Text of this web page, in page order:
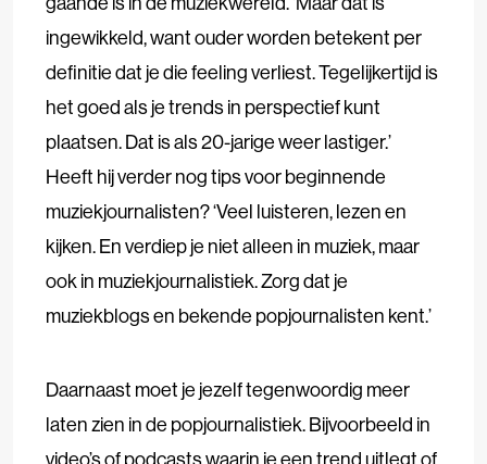
ingewikkeld, want ouder worden betekent per
definitie dat je die feeling verliest. Tegelijkertijd is
het goed als je trends in perspectief kunt
plaatsen. Dat is als 20-jarige weer lastiger.’
Heeft hij verder nog tips voor beginnende
muziekjournalisten? ‘Veel luisteren, lezen en
kijken. En verdiep je niet alleen in muziek, maar
ook in muziekjournalistiek. Zorg dat je
muziekblogs en bekende popjournalisten kent.’
Daarnaast moet je jezelf tegenwoordig meer
laten zien in de popjournalistiek. Bijvoorbeeld in
video’s of podcasts waarin je een trend uitlegt of